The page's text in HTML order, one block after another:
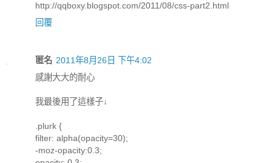
http://qqboxy.blogspot.com/2011/08/css-part2.html
回覆
匿名 2011年8月26日 下午4:02
感謝大大的耐心
我最後用了這樣子↓
.plurk {
filter: alpha(opacity=30);
-moz-opacity:0.3;